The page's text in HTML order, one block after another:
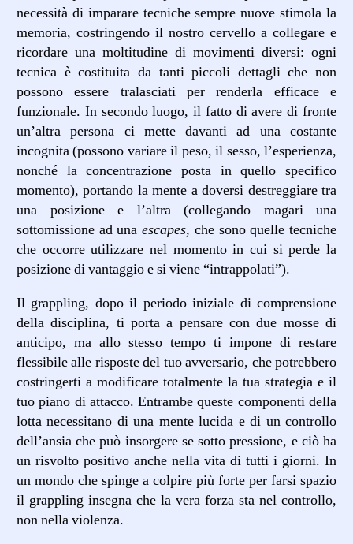
necessità di imparare tecniche sempre nuove stimola la
memoria, costringendo il nostro cervello a collegare e
ricordare una moltitudine di movimenti diversi: ogni
tecnica è costituita da tanti piccoli dettagli che non
possono essere tralasciati per renderla efficace e
funzionale. In secondo luogo, il fatto di avere di fronte
un’altra persona ci mette davanti ad una costante
incognita (possono variare il peso, il sesso, l’esperienza,
nonché la concentrazione posta in quello specifico
momento), portando la mente a doversi destreggiare tra
una posizione e l’altra (collegando magari una
sottomissione ad unaescapes, che sono quelle tecniche
che occorre utilizzare nel momento in cui si perde la
posizione di vantaggio e si viene “intrappolati”).
Il grappling, dopo il periodo iniziale di comprensione
della disciplina, ti porta a pensare con due mosse di
anticipo, ma allo stesso tempo ti impone di restare
flessibile alle risposte del tuo avversario, che potrebbero
costringerti a modificare totalmente la tua strategia e il
tuo piano di attacco. Entrambe queste componenti della
lotta necessitano di una mente lucida e di un controllo
dell’ansia che può insorgere se sotto pressione, e ciò ha
un risvolto positivo anche nella vita di tutti i giorni. In
un mondo che spinge a colpire più forte per farsi spazio
il grappling insegna che la vera forza sta nel controllo,
non nella violenza.